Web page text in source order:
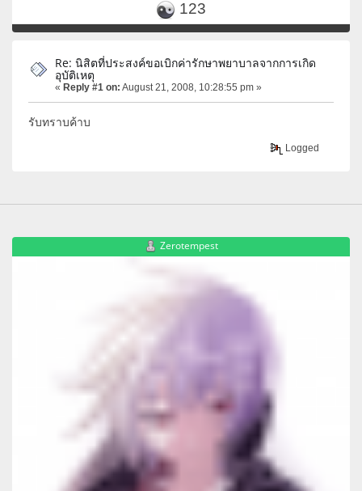
123
Re: นิสิตที่ประสงค์ขอเบิกค่ารักษาพยาบาลจากการเกิด
อุบัติเหตุ
« Reply #1 on: August 21, 2008, 10:28:55 pm »
รับทราบค้าบ
Logged
Zerotempest